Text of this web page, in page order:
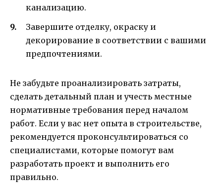
канализацию.
Завершите отделку, окраску и
декорирование в соответствии с вашими
предпочтениями.
Не забудьте проанализировать затраты,
сделать детальный план и учесть местные
нормативные требования перед началом
работ. Если у вас нет опыта в строительстве,
рекомендуется проконсультироваться со
специалистами, которые помогут вам
разработать проект и выполнить его
правильно.